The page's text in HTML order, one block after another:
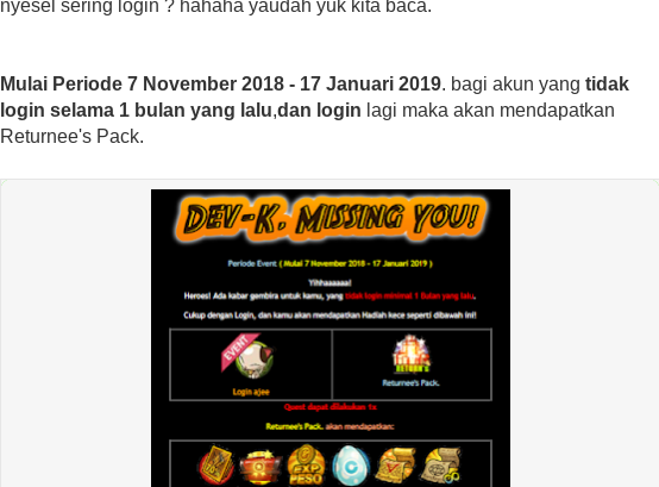
nyesel sering login ? hahaha yaudah yuk kita baca.
Mulai Periode 7 November 2018 - 17 Januari 2019. bagi akun yang tidak
login selama 1 bulan yang lalu,dan login lagi maka akan mendapatkan
Returnee's Pack.